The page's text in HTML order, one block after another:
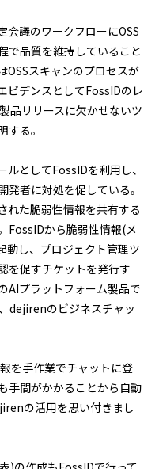
会議のワークフローにOSS
で品質を維持していること
OSSスキャンのプロセスが
ビデンスとしてFossIDのレ
品リリースに欠かせないツ
る。
としてFossIDを利用し、
者に対処を促している。
れた脆弱性情報を共有する
FossIDから脆弱性情報(メ
し、プロジェクト管理ツ
を促すチケットを発行す
AIプラットフォーム製品で
dejirenのビジネスチャッ
を手作業でチャットに登
手間がかかることから自動
の活用を思い付きまし